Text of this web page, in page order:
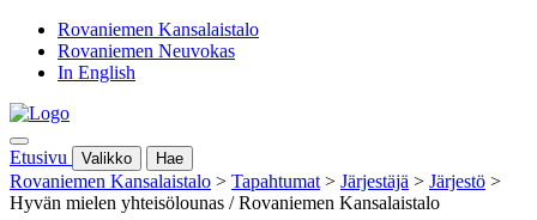
Rovaniemen Kansalaistalo
Rovaniemen Neuvokas
In English
Etusivu Valikko Hae
Rovaniemen Kansalaistalo > Tapahtumat > Järjestäjä > Järjestö >
Hyvän mielen yhteisölounas / Rovaniemen Kansalaistalo